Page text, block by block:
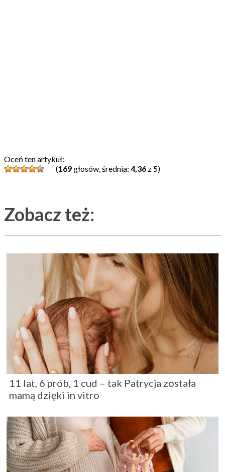
Oceń ten artykuł:
(169głosów, średnia: 4,36 z 5)
Zobacz też:
11 lat, 6 prób, 1 cud – tak Patrycja została
mamą dzięki in vitro